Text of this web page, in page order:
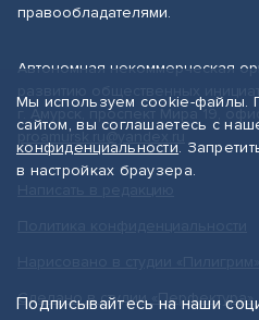
правообладателями.
Автономная некоммерческая
г. Амурск, проспект Мира 19,
proamursk.ru@yandex.ru
Сделано в студии «Перфектура»
Мы используем cookie-файлы.
сайтом, вы соглашаетесь с
конфиденциальности.
в настройках браузера.
Подписывайтесь на наши